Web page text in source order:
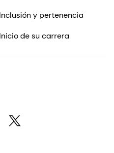
Inclusión y pertenencia
Inicio de su carrera